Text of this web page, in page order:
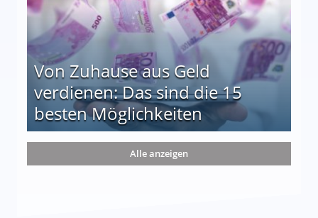
Von Zuhause aus Geld
verdienen: Das sind die 15
besten Möglichkeiten
die 15 besten Möglichkeiten
Alle anzeigen